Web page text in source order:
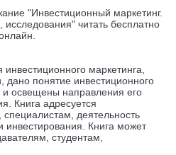
"Инвестиционный маркетинг.
исследования" читать бесплатно
маркетинга,
дано понятие инвестиционного
и освещены направления его
Книга адресуется
деятельность
инвестирования. Книга может
студентам,